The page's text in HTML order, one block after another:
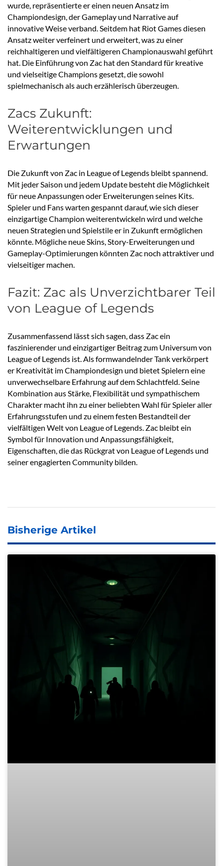
wurde, repräsentierte er einen neuen Ansatz im
Championdesign, der Gameplay und Narrative auf
innovative Weise verband. Seitdem hat Riot Games diesen
Ansatz weiter verfeinert und erweitert, was zu einer
reichhaltigeren und vielfältigeren Championauswahl geführt
hat. Die Einführung von Zac hat den Standard für kreative
und vielseitige Champions gesetzt, die sowohl
spielmechanisch als auch erzählerisch überzeugen.
Zacs Zukunft:
Weiterentwicklungen und
Erwartungen
Die Zukunft von Zac in League of Legends bleibt spannend.
Mit jeder Saison und jedem Update besteht die Möglichkeit
für neue Anpassungen oder Erweiterungen seines Kits.
Spieler und Fans warten gespannt darauf, wie sich dieser
einzigartige Champion weiterentwickeln wird und welche
neuen Strategien und Spielstile er in Zukunft ermöglichen
könnte. Mögliche neue Skins, Story-Erweiterungen und
Gameplay-Optimierungen könnten Zac noch attraktiver und
vielseitiger machen.
Fazit: Zac als Unverzichtbarer Teil
von League of Legends
Zusammenfassend lässt sich sagen, dass Zac ein
faszinierender und einzigartiger Beitrag zum Universum von
League of Legends ist. Als formwandelnder Tank verkörpert
er Kreativität im Championdesign und bietet Spielern eine
unverwechselbare Erfahrung auf dem Schlachtfeld. Seine
Kombination aus Stärke, Flexibilität und sympathischem
Charakter macht ihn zu einer beliebten Wahl für Spieler aller
Erfahrungsstufen und zu einem festen Bestandteil der
vielfältigen Welt von League of Legends. Zac bleibt ein
Symbol für Innovation und Anpassungsfähigkeit,
Eigenschaften, die das Rückgrat von League of Legends und
seiner engagierten Community bilden.
Bisherige Artikel